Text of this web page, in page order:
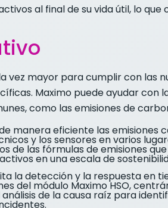
al final de su vida útil, lo
vez mayor para cumplir con las
Maximo puede ayudar
como las emisiones de
manera eficiente las emisiones
y los sensores en varios
de las fórmulas de emisiones
en una escala de
la detección y la respuesta en
del módulo Maximo HSO,
de la causa raíz para